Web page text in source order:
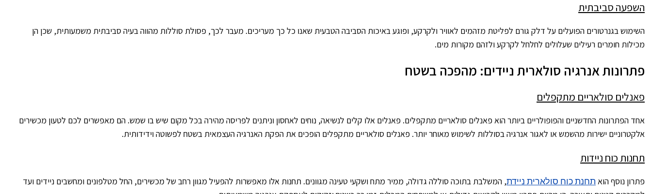
השפעה סביבתית
השימוש בגנרטורים הפועלים על דלק גורם לפליטת מזהמים לאוויר ולקרקע, ופוגע באיכות הסביבה הטבעית שאנו כל כך מעריכים. מעבר לכך, פסולת סוללות מהווה בעיה סביבתית משמעותית, שכן הן
מכילות חומרים רעילים שעלולים לחלחל לקרקע ולזהם מקורות מים.
פתרונות אנרגיה סולארית ניידים: מהפכה בשטח
פאנלים סולאריים מתקפלים
אחד הפתרונות החדשניים והפופולריים ביותר הוא פאנלים סולאריים מתקפלים. פאנלים אלו קלים לנשיאה, נוחים לאחסון וניתנים לפריסה מהירה בכל מקום שיש בו שמש. הם מאפשרים לכם לטעון מכשירים
אלקטרוניים ישירות מהשמש או לאגור אנרגיה בסוללות לשימוש מאוחר יותר. פאנלים סולאריים מתקפלים הופכים את הפקת האנרגיה העצמאית בשטח לפשוטה וידידותית.
תחנות כוח ניידות
פתרון נוסף הוא תחנת כוח סולארית ניידת, המשלבת בתוכה סוללה גדולה, ממיר מתח ושקעי טעינה מגוונים. תחנות אלו מאפשרות להפעיל מגוון רחב של מכשירים, החל מטלפונים ומחשבים ניידים ועד